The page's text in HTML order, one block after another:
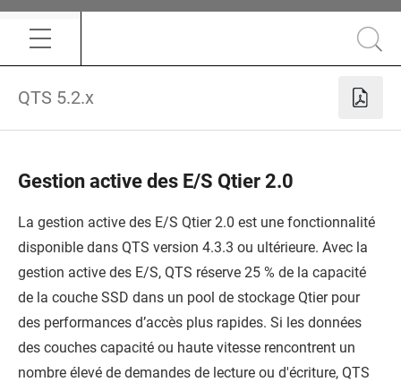
QTS 5.2.x
Gestion active des E/S Qtier 2.0
La gestion active des E/S Qtier 2.0 est une fonctionnalité
disponible dans QTS version 4.3.3 ou ultérieure. Avec la
gestion active des E/S, QTS réserve 25 % de la capacité
de la couche SSD dans un pool de stockage Qtier pour
des performances d’accès plus rapides. Si les données
des couches capacité ou haute vitesse rencontrent un
nombre élevé de demandes de lecture ou d'écriture, QTS